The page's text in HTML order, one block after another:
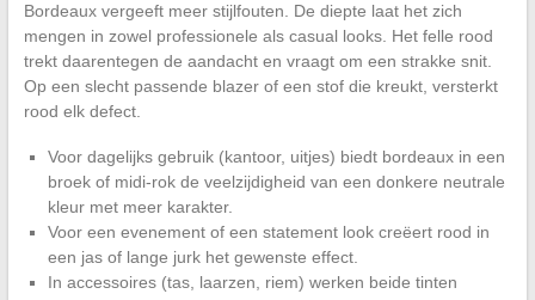
Bordeaux vergeeft meer stijlfouten. De diepte laat het zich
mengen in zowel professionele als casual looks. Het felle rood
trekt daarentegen de aandacht en vraagt om een strakke snit.
Op een slecht passende blazer of een stof die kreukt, versterkt
rood elk defect.
Voor dagelijks gebruik (kantoor, uitjes) biedt bordeaux in een
broek of midi-rok de veelzijdigheid van een donkere neutrale
kleur met meer karakter.
Voor een evenement of een statement look creëert rood in
een jas of lange jurk het gewenste effect.
In accessoires (tas, laarzen, riem) werken beide tinten